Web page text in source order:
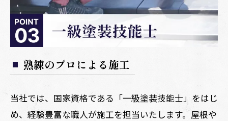
熟練のプロによる施工
当社では、国家資格である「一級塗装技能士」をはじ
め、経験豊富な職人が施工を担当いたします。屋根や